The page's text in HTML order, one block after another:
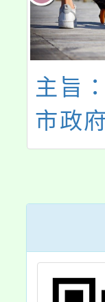
主旨
市政
理「
紀錄
果作
助推
屬機